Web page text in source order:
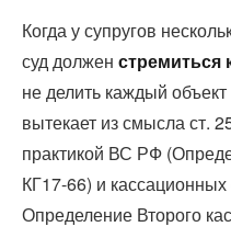
Когда у супругов
суд должен стремиться
не делить каждый
вытекает из смысла ст.
практикой ВС РФ
КГ17-66) и
Определение Второго